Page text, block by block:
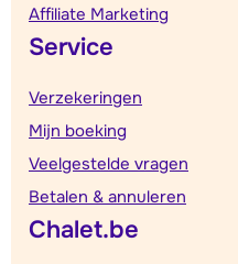
Affiliate Marketing
Service
Verzekeringen
Mijn boeking
Veelgestelde vragen
Betalen & annuleren
Chalet.be